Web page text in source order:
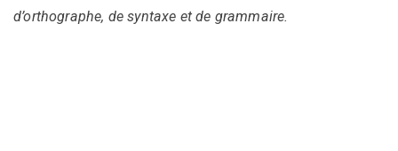
d’orthographe, de syntaxe et de grammaire.